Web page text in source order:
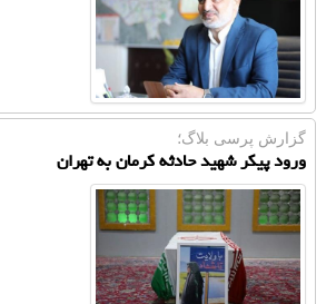
گزارش پرسی بلاگ؛
ورود پیکر شهید حادثه کرمان به تهران